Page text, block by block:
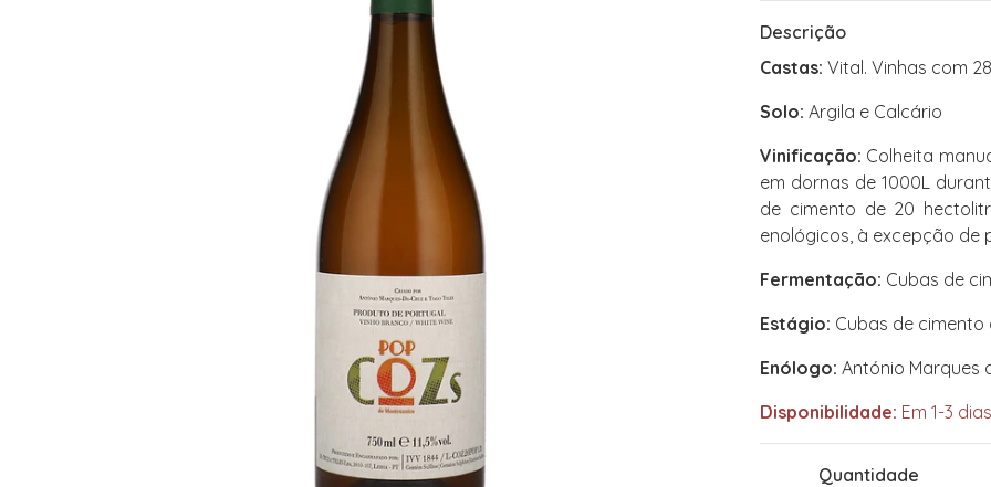
Descrição
Castas: Vital. Vinhas com
Solo: Argila e Calcário
Vinificação: Colheita
em dornas de 1000L
de cimento de 20
enológicos, à excepção de
Fermentação: Cubas de
Estágio: Cubas de
Enólogo: António Marques
Disponibilidade: Em 1-3
Quantidade